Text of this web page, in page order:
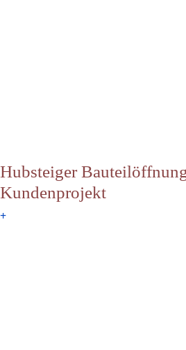
Hubsteiger
Kundenprojekt
+